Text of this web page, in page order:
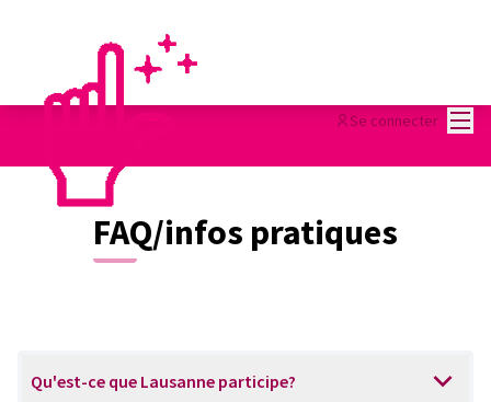
Se connecter
FAQ/infos pratiques
Qu'est-ce que Lausanne participe?